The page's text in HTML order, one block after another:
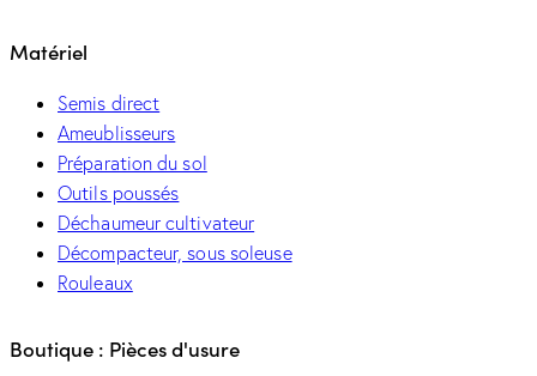
Matériel
Semis direct
Ameublisseurs
Préparation du sol
Outils poussés
Déchaumeur cultivateur
Décompacteur, sous soleuse
Rouleaux
Boutique : Pièces d'usure